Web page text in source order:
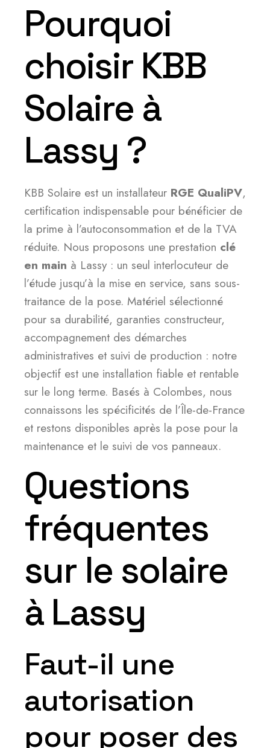
Pourquoi
choisir KBB
Solaire à
Lassy ?
KBB Solaire est un installateur RGE QualiPV,
certification indispensable pour bénéficier de
la prime à l’autoconsommation et de la TVA
réduite. Nous proposons une prestation clé
en main à Lassy : un seul interlocuteur de
l’étude jusqu’à la mise en service, sans sous-
traitance de la pose. Matériel sélectionné
pour sa durabilité, garanties constructeur,
accompagnement des démarches
administratives et suivi de production : notre
objectif est une installation fiable et rentable
sur le long terme. Basés à Colombes, nous
connaissons les spécificités de l’Île-de-France
et restons disponibles après la pose pour la
maintenance et le suivi de vos panneaux.
Questions
fréquentes
sur le solaire
à Lassy
Faut-il une
autorisation
pour poser des